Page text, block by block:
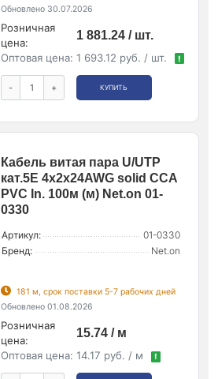
Обновлено 30.07.2026
Розничная
цена:
1 881.24 / шт.
Оптовая цена: 1 693.12 руб. / шт. !
- + КУПИТЬ
Кабель витая пара U/UTP
кат.5E 4х2х24AWG solid CCA
PVC In. 100м (м) Net.on 01-
0330
Артикул:
01-0330
Бренд:
Net.on
181 м, срок поставки 5-7 рабочих дней
Обновлено 01.08.2026
Розничная
цена:
15.74 / м
Оптовая цена: 14.17 руб. / м !